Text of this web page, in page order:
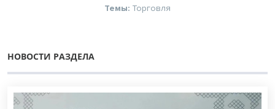
Темы: Торговля
НОВОСТИ РАЗДЕЛА